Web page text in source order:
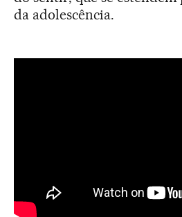
da adolescência.